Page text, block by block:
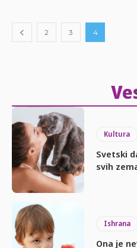
2 3 4
Kultura
Svetski
svih
Ishrana
Ona je